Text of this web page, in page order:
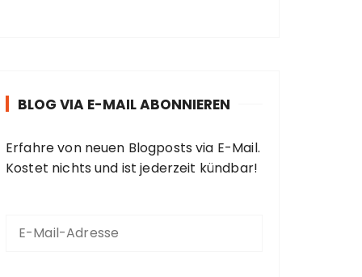
BLOG VIA E-MAIL ABONNIEREN
Erfahre von neuen Blogposts via E-Mail.
Kostet nichts und ist jederzeit kündbar!